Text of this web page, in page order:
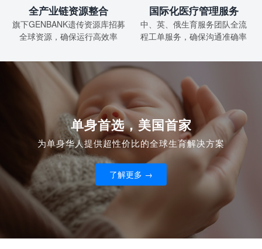
全产业链资源整合
旗下GENBANK遗传资源库招募
全球资源，确保运行高效率
国际化医疗管理服务
中、英、俄生育服务团队全流
程工单服务，确保沟通准确率
单身首选，美国首家
为单身华人提供超性价比的全球生育解决方案
了解更多 →